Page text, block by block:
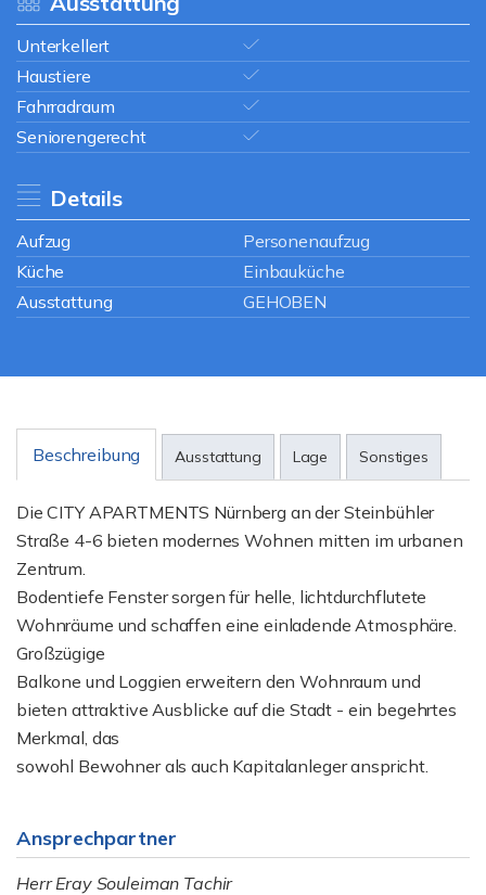
Unterkellert
Haustiere
Fahrradraum
Seniorengerecht
Details
Aufzug
Personenaufzug
Küche
Einbauküche
Ausstattung
GEHOBEN
Beschreibung Ausstattung Lage Sonstiges
Die CITY APARTMENTS Nürnberg an der Steinbühler
Straße 4-6 bieten modernes Wohnen mitten im urbanen
Zentrum.
Bodentiefe Fenster sorgen für helle, lichtdurchflutete
Wohnräume und schaffen eine einladende Atmosphäre.
Großzügige
Balkone und Loggien erweitern den Wohnraum und
bieten attraktive Ausblicke auf die Stadt - ein begehrtes
Merkmal, das
sowohl Bewohner als auch Kapitalanleger anspricht.
Ansprechpartner
Herr Eray Souleiman Tachir